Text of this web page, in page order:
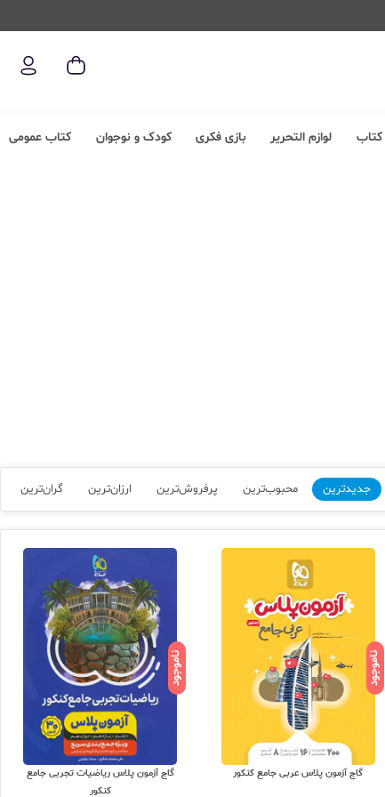
کتاب لوازم التحریر بازی فکری کودک و نوجوان کتاب عمومی
جدیدترین محبوب‌ترین پرفروش‌ترین ارزان‌ترین گران‌ترین
ناموجود
گاج آزمون پلاس عربی جامع کنکور
ناموجود
گاج آزمون پلاس ریاضیات تجربی جامع
کنکور